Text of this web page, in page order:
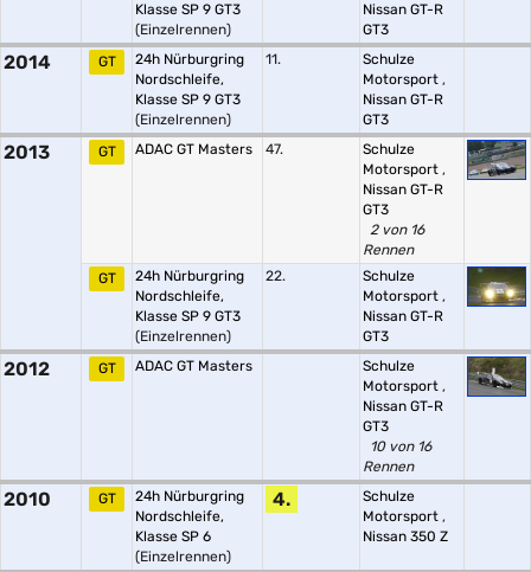
Klasse SP 9 GT3
(Einzelrennen)
Nissan GT-R
GT3
2014 GT
24h Nürburgring
Nordschleife,
Klasse SP 9 GT3
(Einzelrennen)
11.
Schulze
Motorsport ,
Nissan GT-R
GT3
2013 GT ADAC GT Masters 47.
Schulze
Motorsport ,
Nissan GT-R
GT3
2 von 16
Rennen
GT
24h Nürburgring
Nordschleife,
Klasse SP 9 GT3
(Einzelrennen)
22.
Schulze
Motorsport ,
Nissan GT-R
GT3
2012 GT ADAC GT Masters
Schulze
Motorsport ,
Nissan GT-R
GT3
10 von 16
Rennen
2010 GT
24h Nürburgring
Nordschleife,
Klasse SP 6
(Einzelrennen)
4.
Schulze
Motorsport ,
Nissan 350 Z